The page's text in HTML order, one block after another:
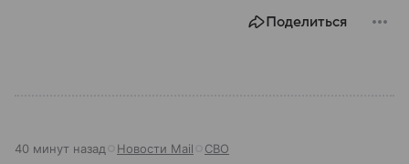
Поделиться
40 минут назад Новости Mail СВО